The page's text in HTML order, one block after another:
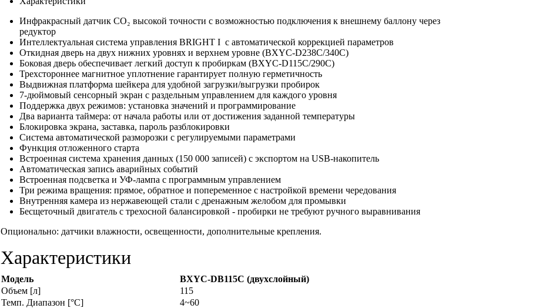
Инфракрасный датчик CO₂ высокой точности с возможностью подключения к внешнему баллону через
редуктор
Интеллектуальная система управления BRIGHT I с автоматической коррекцией параметров
Откидная дверь на двух нижних уровнях и верхнем уровне (BXYC-D238C/340C)
Боковая дверь обеспечивает легкий доступ к пробиркам (BXYC-D115C/290C)
Трехстороннее магнитное уплотнение гарантирует полную герметичность
Выдвижная платформа шейкера для удобной загрузки/выгрузки пробирок
7-дюймовый сенсорный экран с раздельным управлением для каждого уровня
Поддержка двух режимов: установка значений и программирование
Два варианта таймера: от начала работы или от достижения заданной температуры
Блокировка экрана, заставка, пароль разблокировки
Система автоматической разморозки с регулируемыми параметрами
Функция отложенного старта
Встроенная система хранения данных (150 000 записей) с экспортом на USB-накопитель
Автоматическая запись аварийных событий
Встроенная подсветка и УФ-лампа с программным управлением
Три режима вращения: прямое, обратное и попеременное с настройкой времени чередования
Внутренняя камера из нержавеющей стали с дренажным желобом для промывки
Бесщеточный двигатель с трехосной балансировкой - пробирки не требуют ручного выравнивания
Опционально: датчики влажности, освещенности, дополнительные крепления.
Характеристики
Модель
BXYC-DB115C (двухслойный)
Объем [л]
115
Темп. Диапазон [°С]
4~60